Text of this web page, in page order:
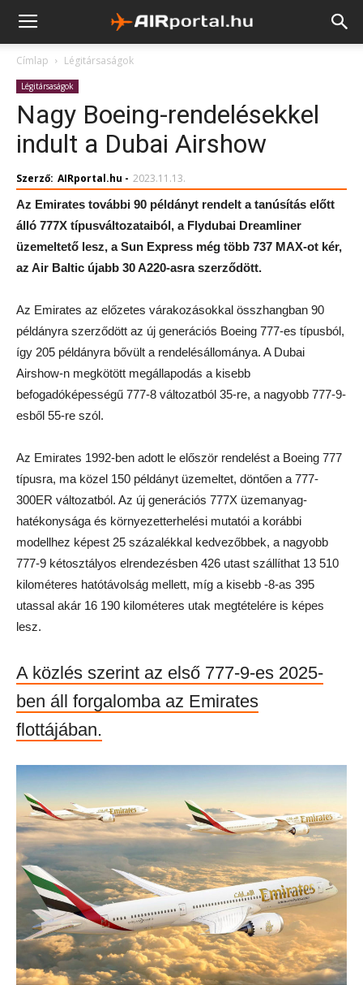
Címlap Légitársaságok
Légitársaságok
Nagy Boeing-rendelésekkel
indult a Dubai Airshow
Szerző: AIRportal.hu - 2023.11.13.
Az Emirates további 90 példányt rendelt a tanúsítás előtt
álló 777X típusváltozataiból, a Flydubai Dreamliner
üzemeltető lesz, a Sun Express még több 737 MAX-ot kér,
az Air Baltic újabb 30 A220-asra szerződött.
Az Emirates az előzetes várakozásokkal összhangban 90
példányra szerződött az új generációs Boeing 777-es típusból,
így 205 példányra bővült a rendelésállománya. A Dubai
Airshow-n megkötött megállapodás a kisebb
befogadóképességű 777-8 változatból 35-re, a nagyobb 777-9-
esből 55-re szól.
Az Emirates 1992-ben adott le először rendelést a Boeing 777
típusra, ma közel 150 példányt üzemeltet, döntően a 777-
300ER változatból. Az új generációs 777X üzemanyag-
hatékonysága és környezetterhelési mutatói a korábbi
modellhez képest 25 százalékkal kedvezőbbek, a nagyobb
777-9 kétosztályos elrendezésben 426 utast szállíthat 13 510
kilométeres hatótávolság mellett, míg a kisebb -8-as 395
utassal akár 16 190 kilométeres utak megtételére is képes
lesz.
A közlés szerint az első 777-9-es 2025-
ben áll forgalomba az Emirates
flottájában.